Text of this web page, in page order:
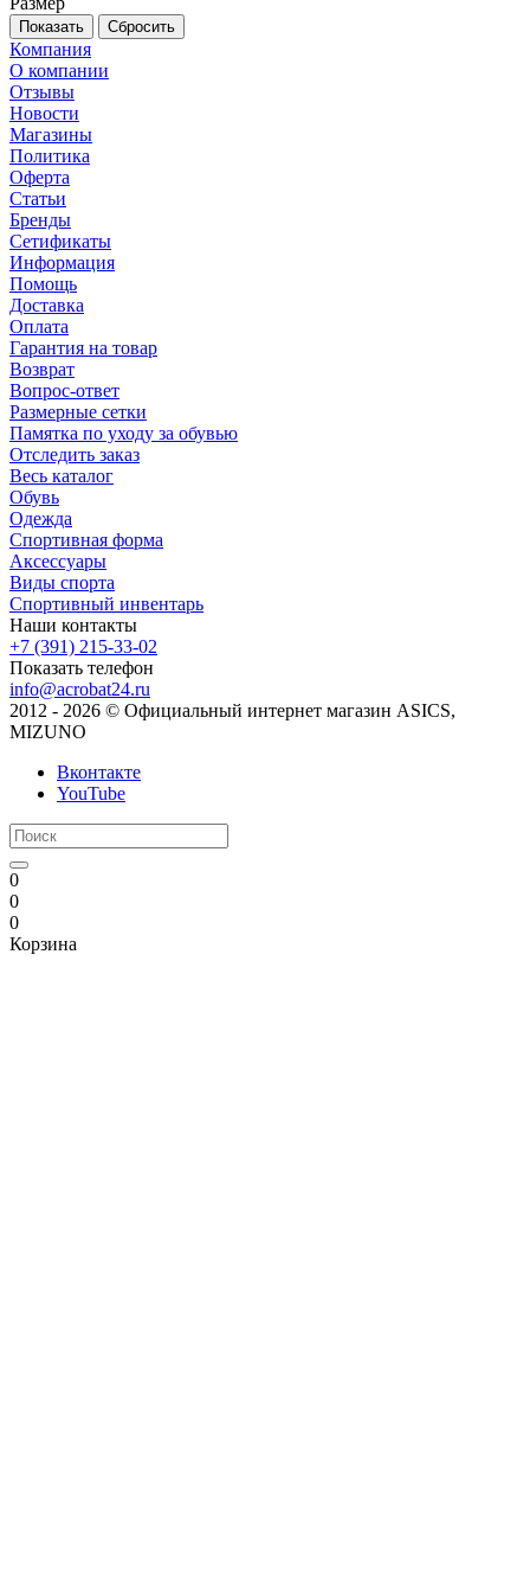
Сбросить
Компания
О компании
Отзывы
Новости
Магазины
Политика
Оферта
Статьи
Бренды
Сетификаты
Информация
Помощь
Доставка
Оплата
Гарантия на товар
Возврат
Вопрос-ответ
Размерные сетки
Памятка по уходу за обувью
Отследить заказ
Весь каталог
Обувь
Одежда
Спортивная форма
Аксессуары
Виды спорта
Спортивный инвентарь
Наши контакты
+7 (391) 215-33-02
Показать телефон
info@acrobat24.ru
2012 - 2026 © Официальный интернет магазин ASICS,
MIZUNO
Вконтакте
YouTube
0
0
0
Корзина